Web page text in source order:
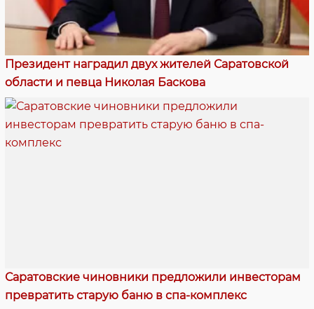
Президент наградил двух жителей Саратовской
области и певца Николая Баскова
Саратовские чиновники предложили инвесторам
превратить старую баню в спа-комплекс